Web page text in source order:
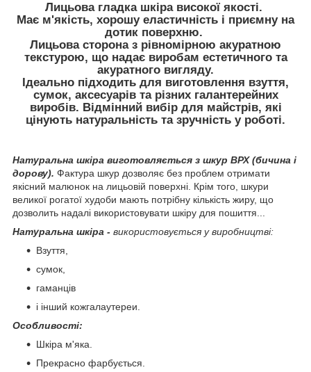
Лицьова гладка шкіра високої якості.
Має м'якість, хорошу еластичність і приємну на
дотик поверхню.
Лицьова сторона з рівномірною акуратною
текстурою, що надає виробам естетичного та
акуратного вигляду.
Ідеально підходить для виготовлення взуття,
сумок, аксесуарів та різних галантерейних
виробів. Відмінний вибір для майстрів, які
цінують натуральність та зручність у роботі.
Натуральна шкіра виготовляється з шкур ВРХ (бичина і
дорову). Фактура шкур дозволяє без проблем отримати
якісний малюнок на лицьовій поверхні. Крім того, шкури
великої рогатої худоби мають потрібну кількість жиру, що
дозволить надалі використовувати шкіру для пошиття...
Натуральна шкіра - використовується у виробництві:
Взуття,
сумок,
гаманців
і інший кожгалаутереи.
Особливості:
Шкіра м'яка.
Прекрасно фарбується.